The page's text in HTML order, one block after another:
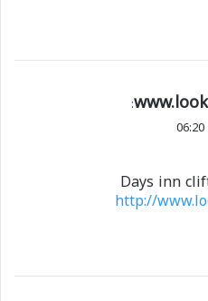
:
Days inn
http://